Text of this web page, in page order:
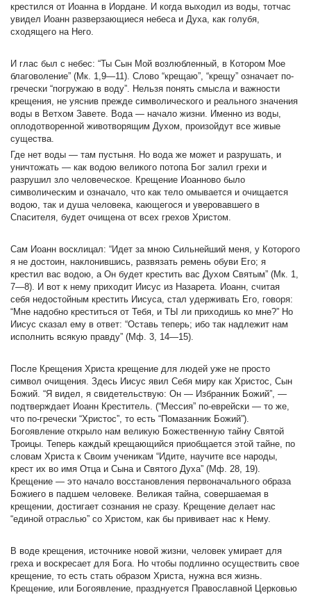
крестился от Иоанна в Иордане. И когда выходил из воды, тотчас
увидел Иоанн разверзающиеся небеса и Духа, как голубя,
сходящего на Него.
И глас был с небес: “Ты Сын Мой возлюбленный, в Котором Мое
благоволение” (Мк. 1,9—11). Слово “крещаю”, “крещу” означает по-
гречески “погружаю в воду”. Нельзя понять смысла и важности
крещения, не уяснив прежде символического и реального значения
воды в Ветхом Завете. Вода — начало жизни. Именно из воды,
оплодотворенной животворящим Духом, произойдут все живые
существа.
Где нет воды — там пустыня. Но вода же может и разрушать, и
уничтожать — как водою великого потопа Бог залил грехи и
разрушил зло человеческое. Крещение Иоанново было
символическим и означало, что как тело омывается и очищается
водою, так и душа человека, кающегося и уверовавшего в
Спасителя, будет очищена от всех грехов Христом.
Сам Иоанн восклицал: “Идет за мною Сильнейший меня, у Которого
я не достоин, наклонившись, развязать ремень обуви Его; я
крестил вас водою, а Он будет крестить вас Духом Святым” (Мк. 1,
7—8). И вот к нему приходит Иисус из Назарета. Иоанн, считая
себя недостойным крестить Иисуса, стал удерживать Его, говоря:
“Мне надобно креститься от Тебя, и ТЫ ли приходишь ко мне?” Но
Иисус сказал ему в ответ: “Оставь теперь; ибо так надлежит нам
исполнить всякую правду” (Мф. 3, 14—15).
После Крещения Христа крещение для людей уже не просто
символ очищения. Здесь Иисус явил Себя миру как Христос, Сын
Божий. “Я видел, я свидетельствую: Он — Избранник Божий”, —
подтверждает Иоанн Креститель. (“Мессия” по-еврейски — то же,
что по-гречески “Христос”, то есть “Помазанник Божий”).
Богоявление открыло нам великую Божественную тайну Святой
Троицы. Теперь каждый крещающийся приобщается этой тайне, по
словам Христа к Своим ученикам “Идите, научите все народы,
крест их во имя Отца и Сына и Святого Духа” (Мф. 28, 19).
Крещение — это начало восстановления первоначального образа
Божиего в падшем человеке. Великая тайна, совершаемая в
крещении, достигает сознания не сразу. Крещение делает нас
“единой отраслью” со Христом, как бы прививает нас к Нему.
В воде крещения, источнике новой жизни, человек умирает для
греха и воскресает для Бога. Но чтобы подлинно осуществить свое
крещение, то есть стать образом Христа, нужна вся жизнь.
Крещение, или Богоявление, празднуется Православной Церковью